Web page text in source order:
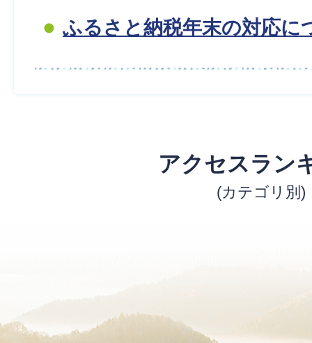
ふるさと納税年末の対応に
アクセスラン
(カテゴリ別)